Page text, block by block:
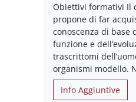
Obiettivi formativi Il
propone di far
conoscenza di base
funzione e
trascrittomi
organismi modello.
Info Aggiuntive